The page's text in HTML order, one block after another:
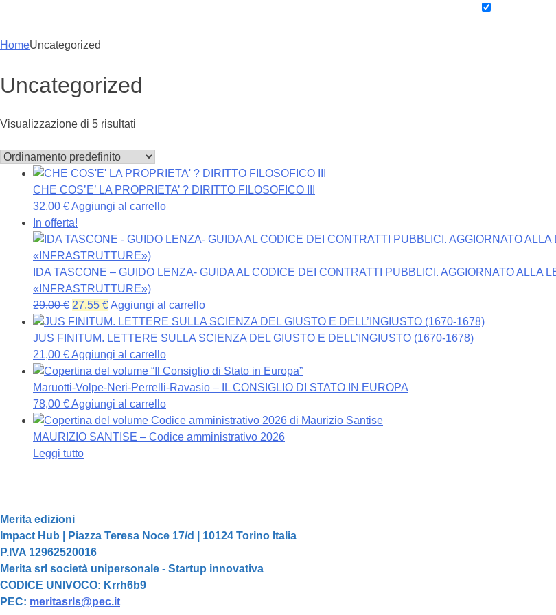
HomeUncategorized
Uncategorized
Visualizzazione di 5 risultati
CHE COS’E’ LA PROPRIETA’ ? DIRITTO FILOSOFICO III
32,00 €Aggiungi al carrello
In offerta!
IDA TASCONE – GUIDO LENZA- GUIDA AL CODICE DEI CONTRATTI PUBBLICI. AGGIORNATO ALLA
«INFRASTRUTTURE»)
29,00€ Il
prezzo
originale
era:
29,00 €.
27,55 €Il
prezzo
attuale
è:
27,55 €.
Aggiungi al carrello
JUS FINITUM. LETTERE SULLA SCIENZA DEL GIUSTO E DELL’INGIUSTO (1670-1678)
21,00 €Aggiungi al carrello
Maruotti-Volpe-Neri-Perrelli-Ravasio – IL CONSIGLIO DI STATO IN EUROPA
78,00 €Aggiungi al carrello
MAURIZIO SANTISE – Codice amministrativo 2026
Leggi tutto
Merita edizioni
Impact Hub | Piazza Teresa Noce 17/d | 10124 Torino Italia
P.IVA 12962520016
Merita srl società unipersonale - Startup innovativa
CODICE UNIVOCO: Krrh6b9
PEC: meritasrls@pec.it